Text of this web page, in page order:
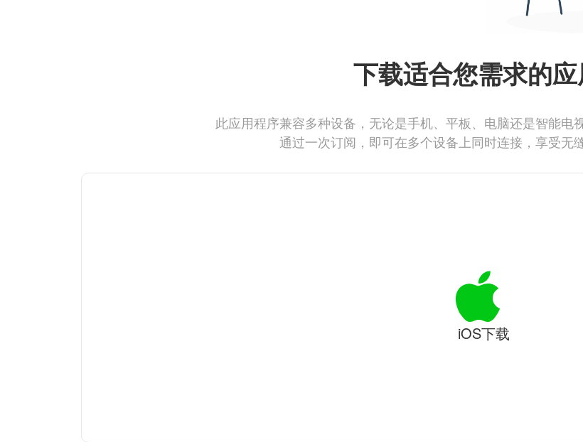
下载适合您需求的
此应用程序兼容多种设备，无论是手机、平板、电脑还是智能电
通过一次订阅，即可在多个设备上同时连接，享受无
iOS下载